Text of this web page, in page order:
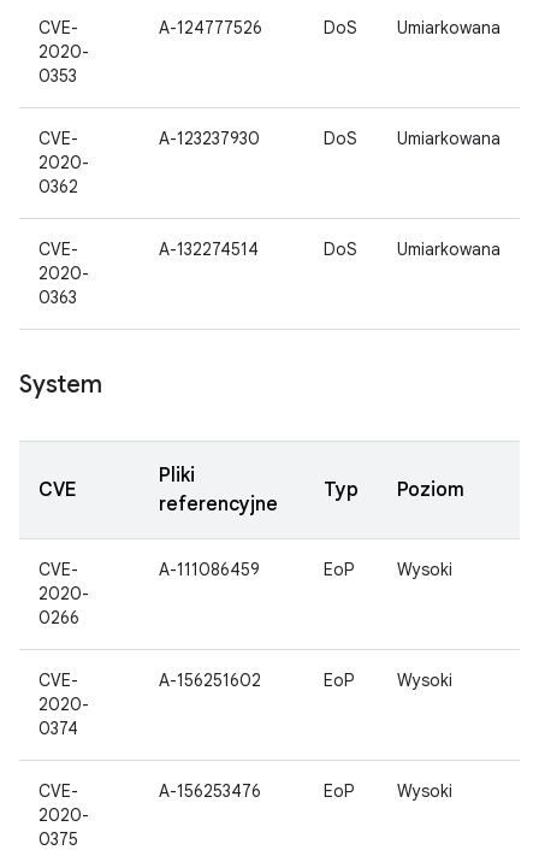
CVE-
2020-
0353
A-124777526 DoS Umiarkowana
CVE-
2020-
0362
A-123237930 DoS Umiarkowana
CVE-
2020-
0363
A-132274514 DoS Umiarkowana
System
CVE
Pliki
referencyjne
Typ Poziom
CVE-
2020-
0266
A-111086459 EoP Wysoki
CVE-
2020-
0374
A-156251602 EoP Wysoki
CVE-
2020-
0375
A-156253476 EoP Wysoki